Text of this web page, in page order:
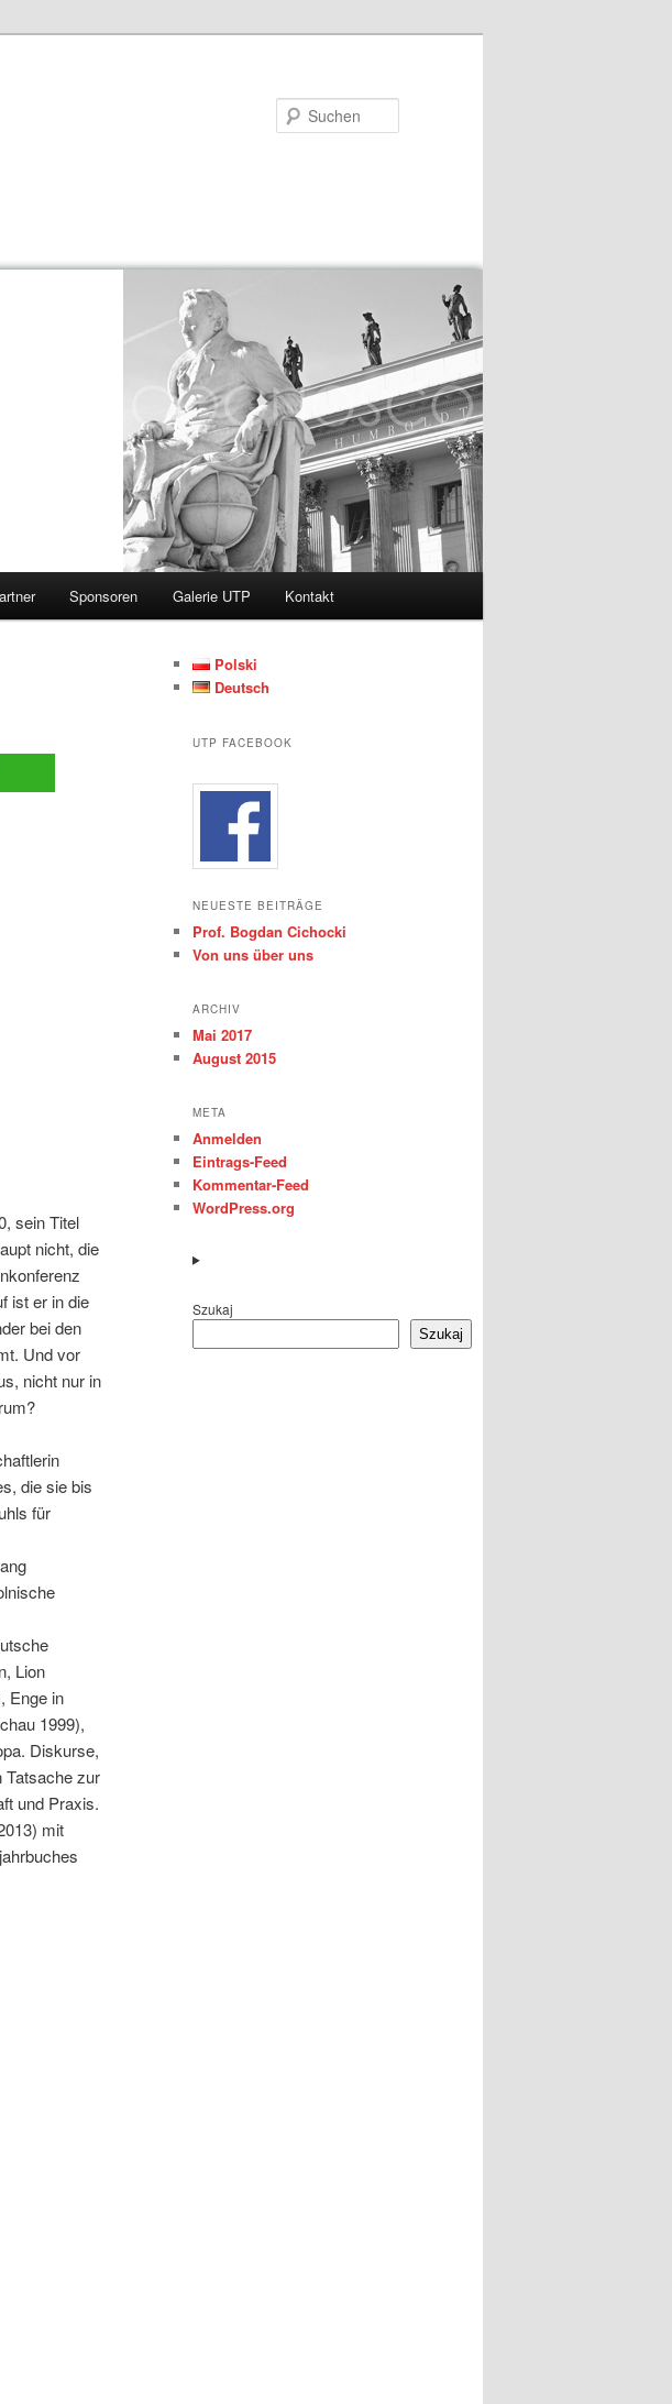
Sponsoren Galerie UTP Kontakt
sein Titel
nicht, die
ist er in die
bei den
Und vor
nicht nur in
die sie bis
für
Lion
Enge in
1999),
Diskurse,
Tatsache zur
und Praxis.
mit
Polski
Deutsch
UTP FACEBOOK
NEUESTE BEITRÄGE
Prof. Bogdan Cichocki
Von uns über uns
ARCHIV
Mai 2017
August 2015
META
Anmelden
Eintrags-Feed
Kommentar-Feed
WordPress.org
Szukaj
Szukaj